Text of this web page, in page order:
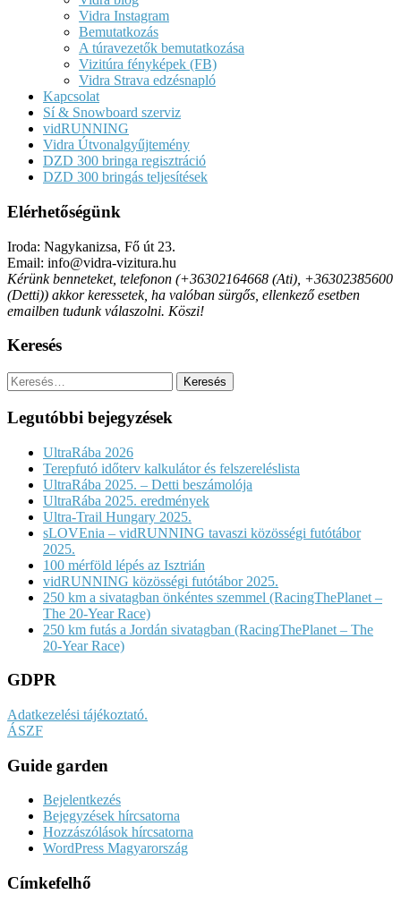
Vidra Instagram
Bemutatkozás
A túravezetők bemutatkozása
Vizitúra fényképek (FB)
Vidra Strava edzésnapló
Kapcsolat
Sí & Snowboard szerviz
vidRUNNING
Vidra Útvonalgyűjtemény
DZD 300 bringa regisztráció
DZD 300 bringás teljesítések
Elérhetőségünk
Iroda: Nagykanizsa, Fő út 23.
Email: info@vidra-vizitura.hu
Kérünk benneteket, telefonon (+36302164668 (Ati), +36302385600
(Detti)) akkor keressetek, ha valóban sürgős, ellenkező esetben
emailben tudunk válaszolni. Köszi!
Keresés
Keresés:
Legutóbbi bejegyzések
UltraRába 2026
Terepfutó időterv kalkulátor és felszereléslista
UltraRába 2025. – Detti beszámolója
UltraRába 2025. eredmények
Ultra-Trail Hungary 2025.
sLOVEnia – vidRUNNING tavaszi közösségi futótábor
2025.
100 mérföld lépés az Isztrián
vidRUNNING közösségi futótábor 2025.
250 km a sivatagban önkéntes szemmel (RacingThePlanet –
The 20-Year Race)
250 km futás a Jordán sivatagban (RacingThePlanet – The
20-Year Race)
GDPR
Adatkezelési tájékoztató.
ÁSZF
Guide garden
Bejelentkezés
Bejegyzések hírcsatorna
Hozzászólások hírcsatorna
WordPress Magyarország
Címkefelhő